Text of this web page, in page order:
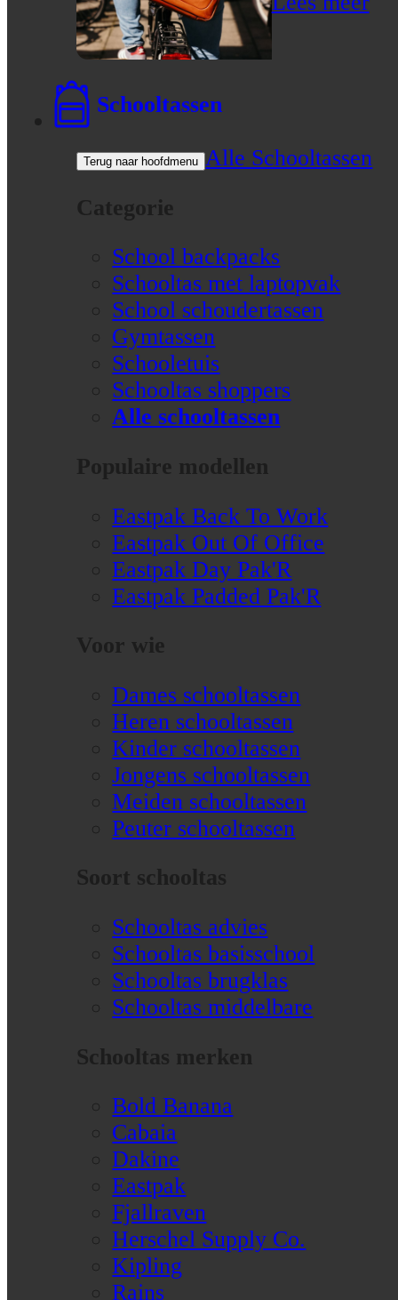
Schooltassen
Terug naar hoofdmenu Alle Schooltassen
Categorie
School backpacks
Schooltas met laptopvak
School schoudertassen
Gymtassen
Schooletuis
Schooltas shoppers
Alle schooltassen
Populaire modellen
Eastpak Back To Work
Eastpak Out Of Office
Eastpak Day Pak'R
Eastpak Padded Pak'R
Voor wie
Dames schooltassen
Heren schooltassen
Kinder schooltassen
Jongens schooltassen
Meiden schooltassen
Peuter schooltassen
Soort schooltas
Schooltas advies
Schooltas basisschool
Schooltas brugklas
Schooltas middelbare
Schooltas merken
Bold Banana
Cabaia
Dakine
Eastpak
Fjallraven
Herschel Supply Co.
Kipling
Rains